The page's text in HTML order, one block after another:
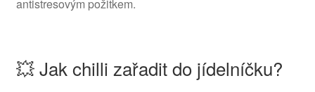
antistresovým požitkem.
💥 Jak chilli zařadit do jídelníčku?